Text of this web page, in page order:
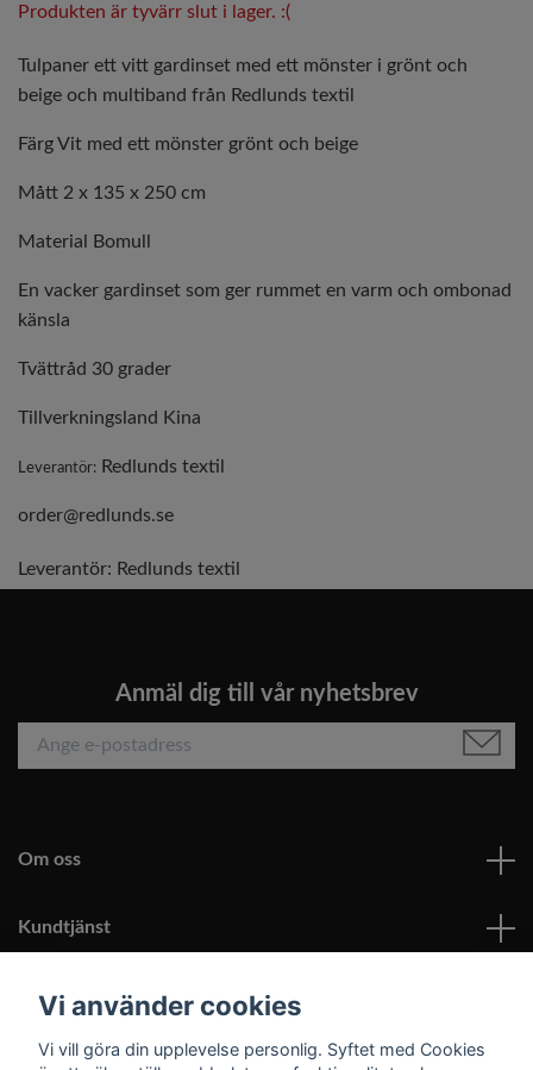
Produkten är tyvärr slut i lager. :(
Tulpaner ett vitt gardinset med ett mönster i grönt och
beige och multiband från Redlunds textil
Färg Vit med ett mönster grönt och beige
Mått 2 x 135 x 250 cm
Material Bomull
En vacker gardinset som ger rummet en varm och ombonad
känsla
Tvättråd 30 grader
Tillverkningsland Kina
Leverantör: Redlunds textil
order@redlunds.se
Leverantör: Redlunds textil
Anmäl dig till vår nyhetsbrev
Om oss
Kundtjänst
Läs mer
Sociala medier
Vi använder cookies
Vi vill göra din upplevelse personlig. Syftet med Cookies